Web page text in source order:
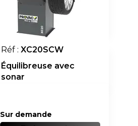
Réf : XC20SCW
Équilibreuse avec
sonar
Sur demande